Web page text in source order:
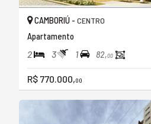
CAMBORIÚ - CENTRO
Apartamento
2 3 1 82,00
R$ 770.000,00